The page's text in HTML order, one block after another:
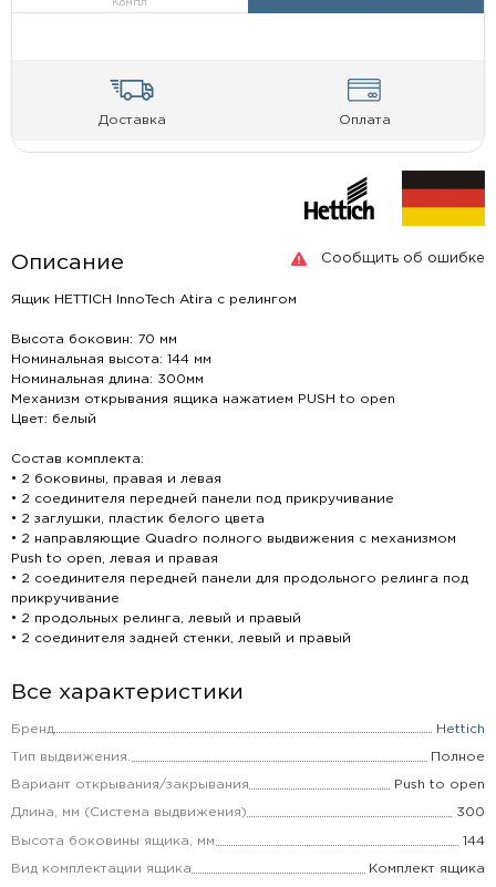
Компл
Доставка Оплата
Сообщить об ошибке
Описание
Ящик HETTICH InnoTech Atira с релингом
Высота боковин: 70 мм
Номинальная высота: 144 мм
Номинальная длина: 300мм
Механизм открывания ящика нажатием PUSH to open
Цвет: белый
Состав комплекта:
• 2 боковины, правая и левая
• 2 соединителя передней панели под прикручивание
• 2 заглушки, пластик белого цвета
• 2 направляющие Quadro полного выдвижения с механизмом
Push to open, левая и правая
• 2 соединителя передней панели для продольного релинга под
прикручивание
• 2 продольных релинга, левый и правый
• 2 соединителя задней стенки, левый и правый
Все характеристики
Бренд Hettich
Тип выдвижения. Полное
Вариант открывания/закрывания Push to open
Длина, мм (Система выдвижения) 300
Высота боковины ящика, мм 144
Вид комплектации ящика Комплект ящика